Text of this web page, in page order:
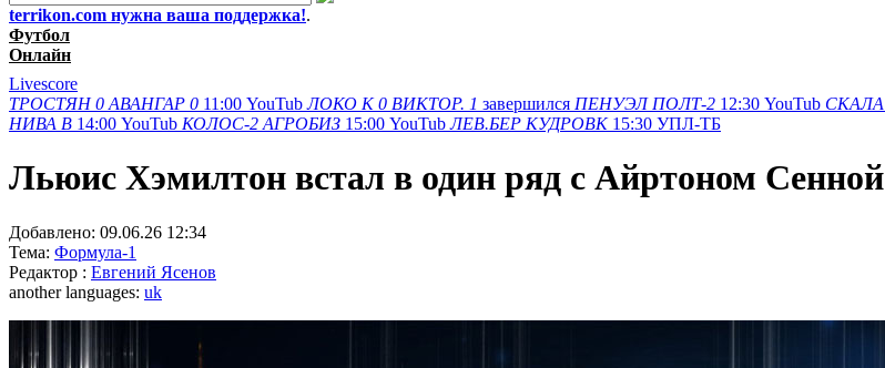
terrikon.com нужна ваша поддержка!.
Футбол
Онлайн
Livescore
ТРОСТЯН 0 АВАНГАР 0 11:00 YouTub ЛОКО К 0 ВИКТОР. 1 завершился ПЕНУЭЛ ПОЛТ-2 12:30 YouTub СКАЛА
НИВА В 14:00 YouTub КОЛОС-2 АГРОБИЗ 15:00 YouTub ЛЕВ.БЕР КУДРОВК 15:30 УПЛ-ТБ
Льюис Хэмилтон встал в один ряд с Айртоном Сенной
Добавлено: 09.06.26 12:34
Тема: Формула-1
Редактор : Евгений Ясенов
another languages: uk